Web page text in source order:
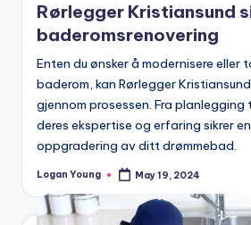
Rørlegger Kristiansund
baderomsrenovering
Enten du ønsker å modernisere
baderom, kan Rørlegger
gjennom prosessen. Fra planlegging
deres ekspertise og erfaring sikrer
oppgradering av ditt drømmebad.
Posted
Logan Young May 19, 2024